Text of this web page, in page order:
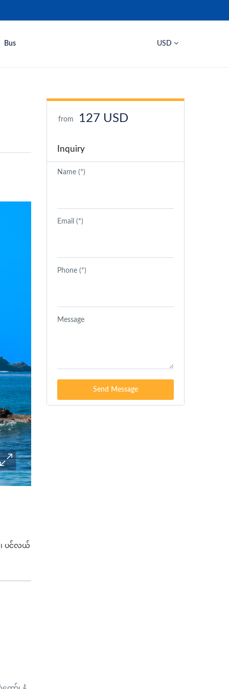
Bus USD
၊ ပင်လယ်
from 127 USD
Inquiry
Name (*)
Email (*)
Phone (*)
Message